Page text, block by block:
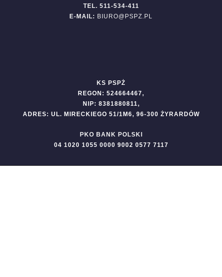
TEL. 511-534-411
E-MAIL: BIURO@PSPZ.PL
KS PSPŻ
REGON: 524664467,
NIP: 8381880811,
ADRES: UL. MIRECKIEGO 51/1M6, 96-300 ŻYRARDÓW
PKO BANK POLSKI
04 1020 1055 0000 9002 0577 7117